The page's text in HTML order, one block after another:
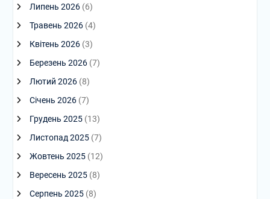
Липень 2026(6)
Травень 2026(4)
Квітень 2026(3)
Березень 2026(7)
Лютий 2026(8)
Січень 2026(7)
Грудень 2025(13)
Листопад 2025(7)
Жовтень 2025(12)
Вересень 2025(8)
Серпень 2025(8)